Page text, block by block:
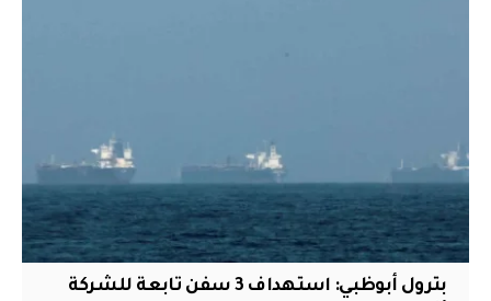
بترول أبوظبي: استهداف 3 سفن تابعة للشركة